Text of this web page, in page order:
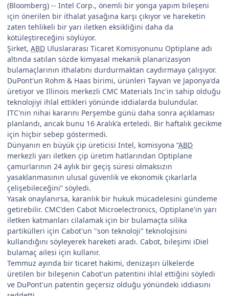
(Bloomberg) -- Intel Corp., önemli bir yonga yapım bileşeni
için önerilen bir ithalat yasağına karşı çıkıyor ve hareketin
zaten tehlikeli bir yarı iletken eksikliğini daha da
kötüleştireceğini söylüyor.
Şirket, ABD Uluslararası Ticaret Komisyonunu Optiplane adı
altında satılan sözde kimyasal mekanik planarizasyon
bulamaçlarının ithalatını durdurmaktan caydırmaya çalışıyor.
DuPont'un Rohm & Haas birimi, ürünleri Tayvan ve Japonya'da
üretiyor ve Illinois merkezli CMC Materials Inc'in sahip olduğu
teknolojiyi ihlal ettikleri yönünde iddialarda bulundular.
ITC'nin nihai kararını Perşembe günü daha sonra açıklaması
planlandı, ancak bunu 16 Aralık'a erteledi. Bir haftalık gecikme
için hiçbir sebep göstermedi.
Dünyanın en büyük çip üreticisi Intel, komisyona “ABD
merkezli yarı iletken çip üretim hatlarından Optiplane
çamurlarının 24 aylık bir geçiş süresi olmaksızın
yasaklanmasının ulusal güvenlik ve ekonomik çıkarlarla
çelişebileceğini” söyledi.
Yasak onaylanırsa, karanlık bir hukuk mücadelesini gündeme
getirebilir. CMC'den Cabot Microelectronics, Optiplane'in yarı
iletken katmanları cilalamak için bir bulamaçta silika
partikülleri için Cabot'un "son teknoloji" teknolojisini
kullandığını söyleyerek hareketi aradı. Cabot, bileşimi iDiel
bulamaç ailesi için kullanır.
Temmuz ayında bir ticaret hakimi, denizaşırı ülkelerde
üretilen bir bileşenin Cabot'un patentini ihlal ettiğini söyledi
ve DuPont'un patentin geçersiz olduğu yönündeki iddiasını